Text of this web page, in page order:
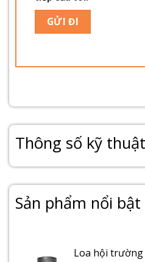
Thông số kỹ thuật
Sản phẩm nổi bật
Loa hội trường